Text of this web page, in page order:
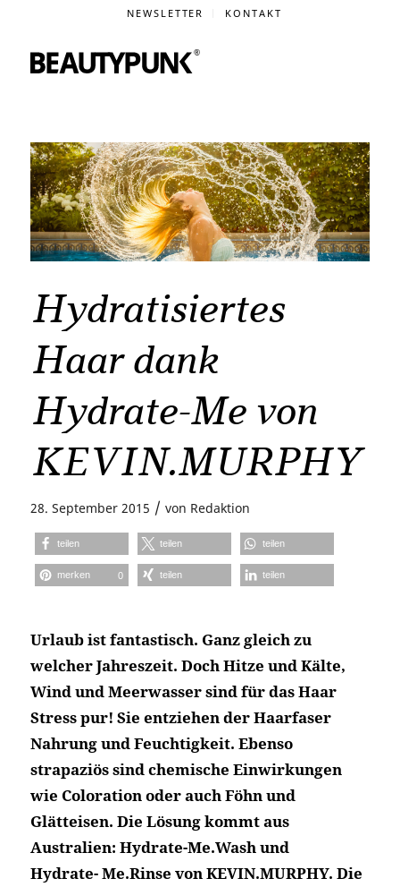
NEWSLETTER KONTAKT
Hydratisiertes
Haar dank
Hydrate-Me von
KEVIN.MURPHY
28. September 2015 / von Redaktion
teilen teilen teilen
merken 0 teilen teilen
Urlaub ist fantastisch. Ganz gleich zu
welcher Jahreszeit. Doch Hitze und Kälte,
Wind und Meerwasser sind für das Haar
Stress pur! Sie entziehen der Haarfaser
Nahrung und Feuchtigkeit. Ebenso
strapaziös sind chemische Einwirkungen
wie Coloration oder auch Föhn und
Glätteisen. Die Lösung kommt aus
Australien: Hydrate-Me.Wash und
Hydrate- Me.Rinse von KEVIN.MURPHY. Die